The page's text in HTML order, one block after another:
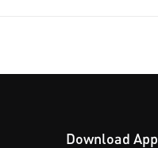
Download App